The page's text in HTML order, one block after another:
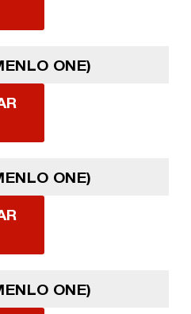
ONE)
ONE)
ONE)